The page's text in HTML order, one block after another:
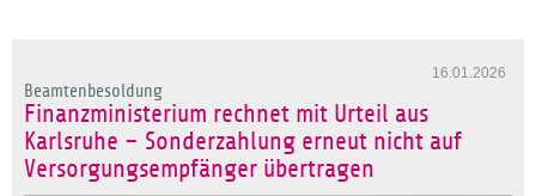
16.01.2026
Beamtenbesoldung
Finanzministerium rechnet mit Urteil aus
Karlsruhe – Sonderzahlung erneut nicht auf
Versorgungsempfänger übertragen